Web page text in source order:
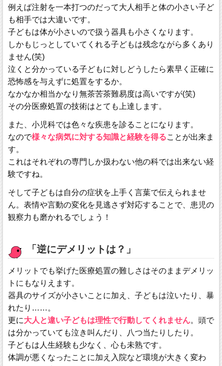
例えば注射を一本打つのだって大人相手と体の小さい子ど
も相手では大違いです。
子どもは体が小さいので扱う器具も小さくなります。
しかもじっとしていてくれる子どもは残念ながら多くあり
ません(笑)
泣くと分かっている子どもに対しどうしたら素早く正確に
恐怖感を与えずに処置をするか。
なかなか相当かなり無茶苦茶難易度は高いですが(笑)
その分医療処置の技術はとても上達します。
また、小児科では色々な疾患を診ることになります。
なので様々な病気に対する知識と経験を得ることが出来ま
す。
これはそれぞれの専門しか扱わない他の科では出来ない経
験ですね。
そして子どもは自分の症状を上手く言葉で伝えられませ
ん。表情や言動の変化を見逃さず対応することで、患児の
観察力も磨かれるでしょう！
「逆にデメリットは？」
メリットでも挙げた医療処置の難しさはそのままデメリッ
トにもなりえます。
器具のサイズが小さいことに加え、子どもは泣いたり、暴
れたり……。
更に大人と違い子どもは理性で行動してくれません。頭で
は分かっていても泣き叫んだり、八つ当たりしたり。
子どもは人生経験も少なく、心も未熟です。
体調が悪くなったことに加え入院など環境が大きく変わ